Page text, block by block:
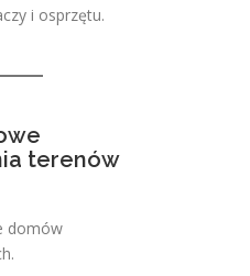
i osprzętu.
terenów
domów